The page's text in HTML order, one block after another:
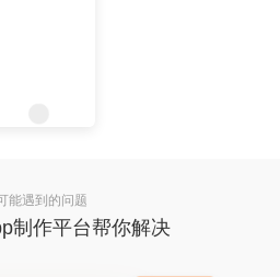
能遇到的问题
制作平台帮你解决